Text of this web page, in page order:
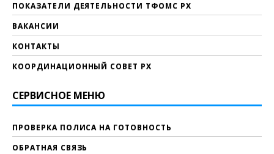
ПОКАЗАТЕЛИ ДЕЯТЕЛЬНОСТИ ТФОМС РХ
ВАКАНСИИ
КОНТАКТЫ
КООРДИНАЦИОННЫЙ СОВЕТ РХ
СЕРВИСНОЕ МЕНЮ
ПРОВЕРКА ПОЛИСА НА ГОТОВНОСТЬ
ОБРАТНАЯ СВЯЗЬ